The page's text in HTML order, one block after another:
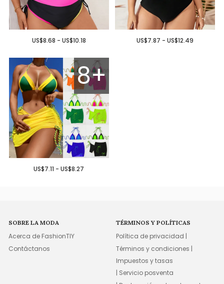
US$8.68 - US$10.18 US$7.87 - US$12.49
8+
US$7.11 - US$8.27
SOBRE LA MODA
Acerca de FashionTIY
Contáctanos
TÉRMINOS Y POLÍTICAS
Política de privacidad |
Términos y condiciones |
Impuestos y tasas
| Servicio posventa